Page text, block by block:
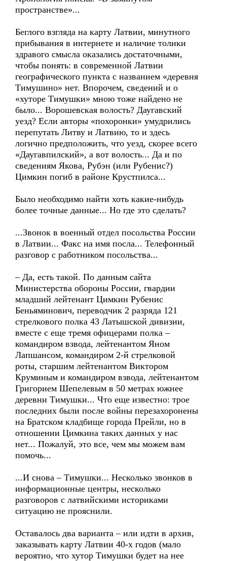
пространстве»...
Беглого взгляда на карту Латвии, минутного
прибывания в интернете и наличие толики
здравого смысла оказались достаточными,
чтобы понять: в современной Латвии
географического пункта с названием «деревня
Тимушино» нет. Впорочем, сведений и о
«хуторе Тимушки» мною тоже найдено не
было... Ворошевская волость? Даугавский
уезд? Если авторы «похоронки» умудрились
перепутать Литву и Латвию, то и здесь
логично предположить, что уезд, скорее всего
«Даугавпилский», а вот волость... Да и по
сведениям Якова, Рубэн (или Рубенис?)
Цимкин погиб в районе Крустпилса...
Было необходимо найти хоть какие-нибудь
более точные данные... Но где это сделать?
...Звонок в военный отдел посольства России
в Латвии... Факс на имя посла... Телефонный
разговор с работником посольства...
– Да, есть такой. По данным сайта
Министерства обороны России, гвардии
младший лейтенант Цимкин Рубенис
Беньяминович, переводчик 2 разряда 121
стрелкового полка 43 Латышской дивизии,
вместе с еще тремя офицерами полка –
командиром взвода, лейтенантом Яном
Лапшансом, командиром 2-й стрелковой
роты, старшим лейтенантом Виктором
Круминым и командиром взвода, лейтенантом
Григорием Шепелевым в 50 метрах южнее
деревни Тимушки... Что еще известно: трое
последних были после войны перезахоронены
на Братском кладбище города Прейли, но в
отношении Цимкина таких данных у нас
нет... Пожалуй, это все, чем мы можем вам
помочь...
...И снова – Тимушки... Несколько звонков в
информационные центры, несколько
разговоров с латвийскими историками
ситуацию не прояснили.
Оставалось два варианта – или идти в архив,
заказывать карту Латвии 40-х годов (мало
вероятно, что хутор Тимушки будет на нее